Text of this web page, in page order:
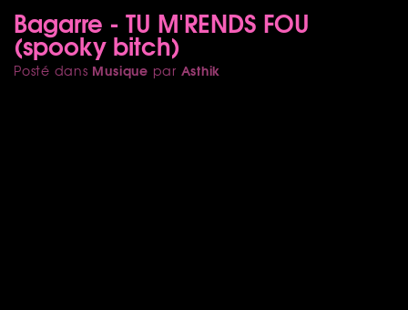
Bagarre - TU M'RENDS FOU
(spooky bitch)
Posté dans Musique par Asthik